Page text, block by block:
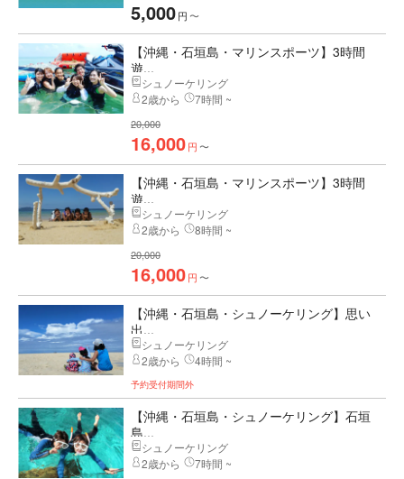
5,000円 〜
【沖縄・石垣島・マリンスポーツ】3時間
遊...
シュノーケリング
2歳から
7時間 ~
20,000
16,000円 〜
【沖縄・石垣島・マリンスポーツ】3時間
遊...
シュノーケリング
2歳から
8時間 ~
20,000
16,000円 〜
【沖縄・石垣島・シュノーケリング】思い
出...
シュノーケリング
2歳から
4時間 ~
予約受付期間外
【沖縄・石垣島・シュノーケリング】石垣
島...
シュノーケリング
2歳から
7時間 ~